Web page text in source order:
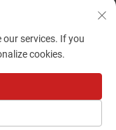
derechos reservados
our services. If you
cookies.